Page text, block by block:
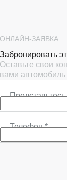
ОНЛАЙН-ЗАЯВКА
Забронировать
Оставьте свои
вами автомобиль
Представьтесь
Телефон*